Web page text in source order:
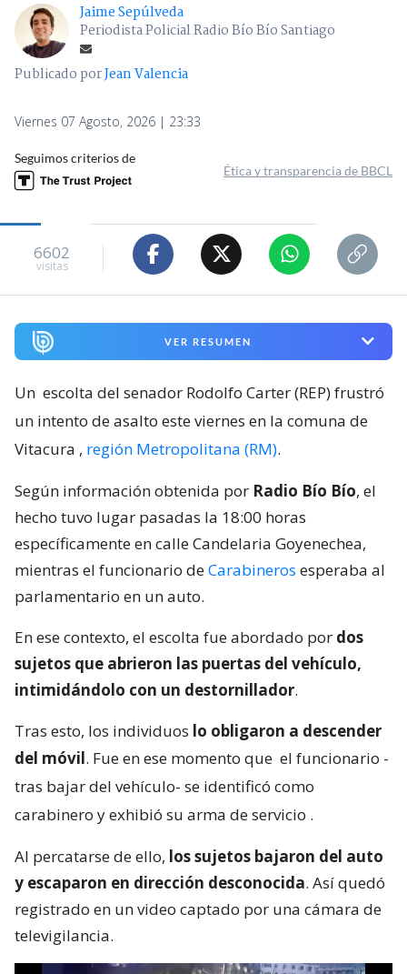
Jaime Sepúlveda
Periodista Policial Radio Bío Bío Santiago
Publicado porJean Valencia
Viernes 07 Agosto, 2026 | 23:33
Seguimos criterios de
Ética y transparencia de BBCL
6602
visitas
VER RESUMEN
Un escolta del senador Rodolfo Carter (REP) frustró
un intento de asalto este viernes en la comuna de
Vitacura , región Metropolitana (RM).
Según información obtenida por Radio Bío Bío, el
hecho tuvo lugar pasadas la 18:00 horas
específicamente en calle Candelaria Goyenechea,
mientras el funcionario deCarabineros esperaba al
parlamentario en un auto.
En ese contexto, el escolta fue abordado por dos
sujetos que abrieron las puertas del vehículo,
intimidándolo con un destornillador.
Tras esto, los individuos lo obligaron a descender
del móvil. Fue en ese momento que el funcionario -
tras bajar del vehículo- se identificó como
carabinero y exhibió su arma de servicio .
Al percatarse de ello, los sujetos bajaron del auto
y escaparon en dirección desconocida. Así quedó
registrado en un video captado por una cámara de
televigilancia.